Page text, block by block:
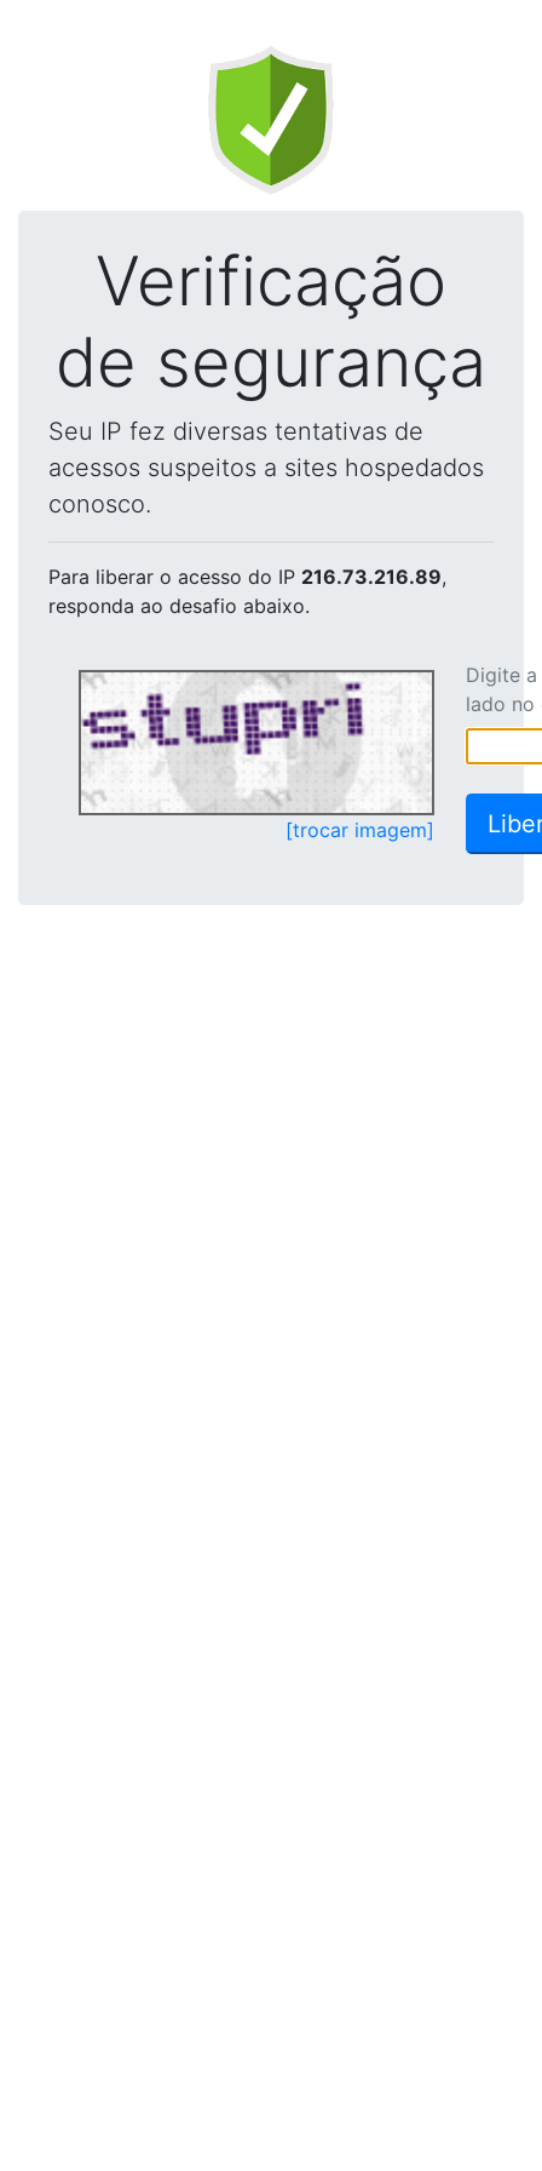
Verificação
de segurança
Seu IP fez diversas tentativas de
acessos suspeitos a sites hospedados
conosco.
Para liberar o acesso do IP 216.73.216.89,
responda ao desafio abaixo.
[trocar imagem]
Digite
lado no